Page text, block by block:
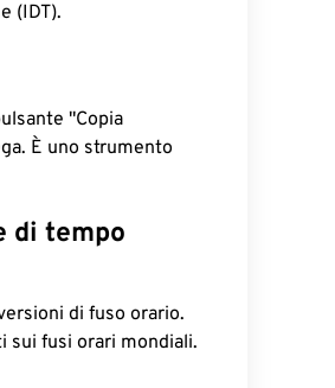
(IDT).
"Copia
È uno strumento
di tempo
di fuso orario.
sui fusi orari mondiali.